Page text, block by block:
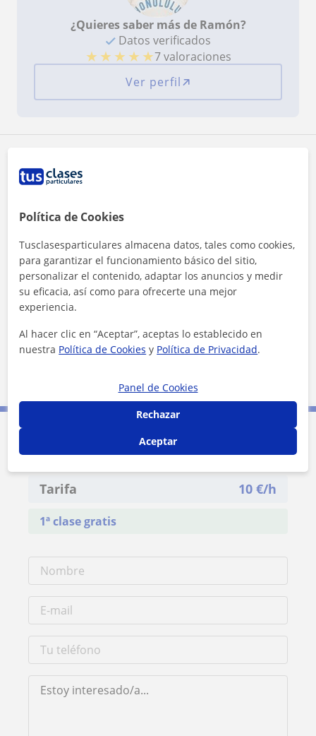
¿Quieres saber más de Ramón?
Datos verificados
★ ★ ★ ★ ★7 valoraciones
Ver perfil
Zona de Ramón
+ −
Leaflet | ©
Contacta con Ramón
Tarifa 10 €/h
1ª clase gratis
Política de Cookies
Tusclasesparticulares almacena datos, tales como cookies,
para garantizar el funcionamiento básico del sitio,
personalizar el contenido, adaptar los anuncios y medir
su eficacia, así como para ofrecerte una mejor
experiencia.
Al hacer clic en “Aceptar”, aceptas lo establecido en
nuestra Política de Cookies y Política de Privacidad.
Panel de Cookies
Rechazar
Aceptar